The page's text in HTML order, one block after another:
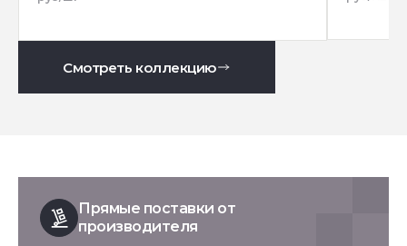
Смотреть коллекцию
Прямые поставки от
производителя